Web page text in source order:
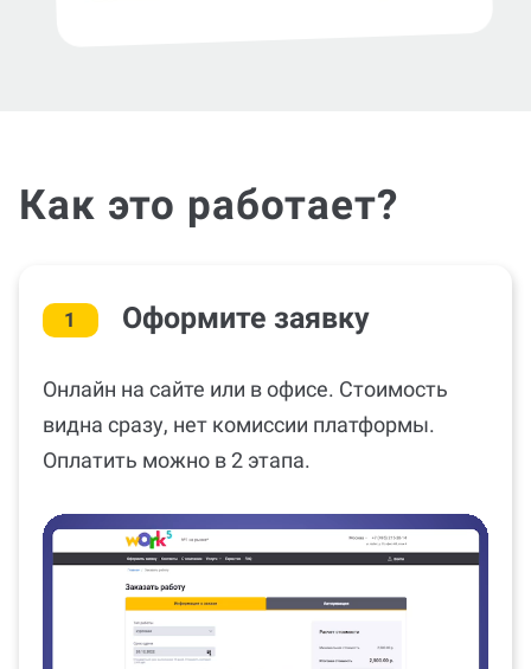
Как это работает?
1 Оформите заявку
Онлайн на сайте или в офисе. Стоимость
видна сразу, нет комиссии платформы.
Оплатить можно в 2 этапа.